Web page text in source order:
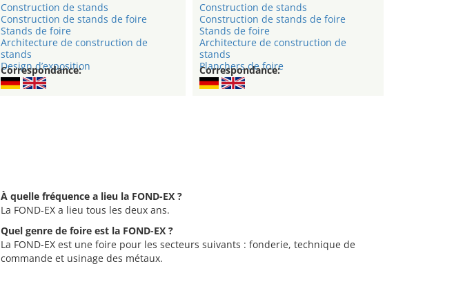
Construction de stands
Construction de stands de foire
Stands de foire
Architecture de construction de
stands
Design d’exposition
Correspondance:
Construction de stands
Construction de stands de foire
Stands de foire
Architecture de construction de
stands
Planchers de foire
Correspondance:
À quelle fréquence a lieu la FOND-EX ?
La FOND-EX a lieu tous les deux ans.
Quel genre de foire est la FOND-EX ?
La FOND-EX est une foire pour les secteurs suivants : fonderie, technique de
commande et usinage des métaux.